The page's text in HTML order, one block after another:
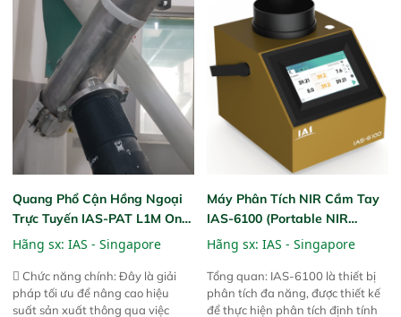
Độ nhạy cao: Trang bị đầu dò
InGaAs độ nhạy cao, cung cấp
phản hồi phổ tuyến tính đầy đủ,
đảm bảo độ chính xác và khả
năng lặp lại tối ưu.
Quang Phổ Cận Hồng Ngoại
Trực Tuyến IAS-PAT L1M On-
Line NIR
Hãng sx: IAS - Singapore
 Chức năng chính: Đây là giải
pháp tối ưu để nâng cao hiệu
suất sản xuất thông qua việc
Máy Phân Tích NIR Cầm Tay
IAS-6100 (Portable NIR
Analyzer)
Hãng sx: IAS - Singapore
Tổng quan: IAS-6100 là thiết bị
phân tích đa năng, được thiết kế
để thực hiện phân tích định tính